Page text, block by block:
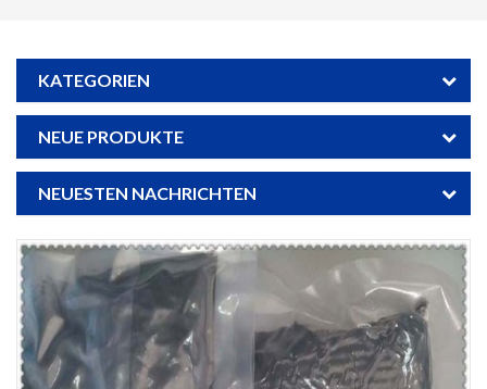
KATEGORIEN
NEUE PRODUKTE
NEUESTEN NACHRICHTEN